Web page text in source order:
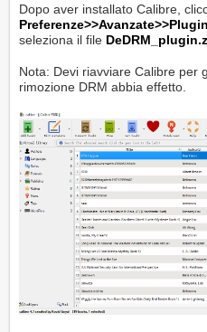
Dopo aver installato Calibre,
seleziona il file
Nota: Devi riavviare Calibre per
rimozione DRM abbia effetto.